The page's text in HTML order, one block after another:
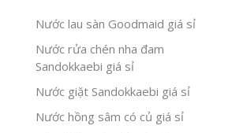
Nước lau sàn Goodmaid giá sỉ
Nước rửa chén nha đam
Sandokkaebi giá sỉ
Nước giặt Sandokkaebi giá sỉ
Nước hồng sâm có củ giá sỉ